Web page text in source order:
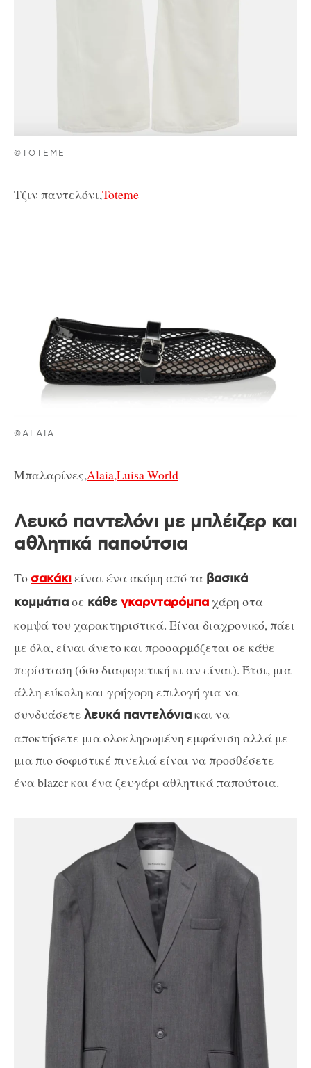
©TOTEME
Τζιν παντελόνι,Toteme
©ALAIA
Μπαλαρίνες,Alaia,Luisa World
Λευκό παντελόνι με μπλέιζερ και
αθλητικά παπούτσια
Τοσακάκιείναι ένα ακόμη από τα βασικά
κομμάτιασε κάθε γκαρνταρόμπαχάρη στα
κομψά του χαρακτηριστικά. Είναι διαχρονικό, πάει
με όλα, είναι άνετο και προσαρμόζεται σε κάθε
περίσταση (όσο διαφορετική κι αν είναι). Έτσι, μια
άλλη εύκολη και γρήγορη επιλογή για να
συνδυάσετε λευκά παντελόνιακαι να
αποκτήσετε μια ολοκληρωμένη εμφάνιση αλλά με
μια πιο σοφιστικέ πινελιά είναι να προσθέσετε
ένα blazer και ένα ζευγάρι αθλητικά παπούτσια.